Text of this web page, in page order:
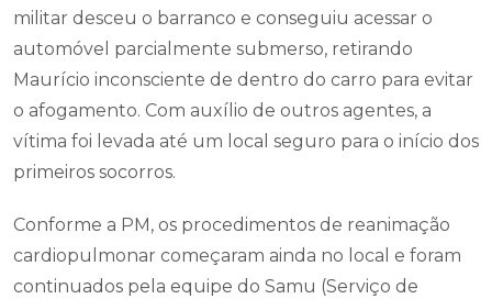
militar desceu o barranco e conseguiu acessar o
automóvel parcialmente submerso, retirando
Maurício inconsciente de dentro do carro para evitar
o afogamento. Com auxílio de outros agentes, a
vítima foi levada até um local seguro para o início dos
primeiros socorros.
Conforme a PM, os procedimentos de reanimação
cardiopulmonar começaram ainda no local e foram
continuados pela equipe do Samu (Serviço de